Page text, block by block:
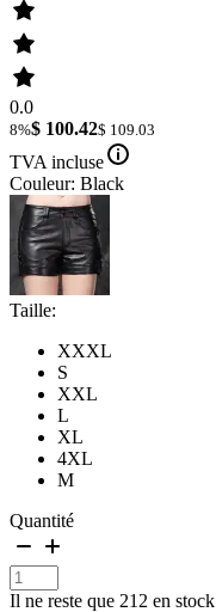
0.0
8%$ 100.42$ 109.03
TVA incluse
Couleur: Black
Taille:
XXXL
S
XXL
L
XL
4XL
M
Quantité
Il ne reste que 212 en stock